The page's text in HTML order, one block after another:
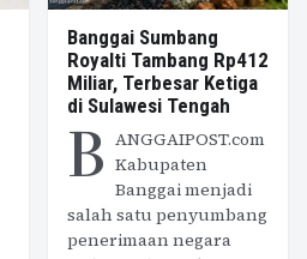
Banggai Sumbang
Royalti Tambang Rp412
Miliar, Terbesar Ketiga
di Sulawesi Tengah
B ANGGAIPOST.com
Kabupaten
Banggai menjadi
salah satu penyumbang
penerimaan negara